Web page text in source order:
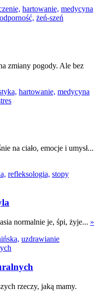
hartowanie, medycyna
odporność, żeń-szeń
zmiany pogody. Ale bez
hartowanie, medycyna
na ciało, emocje i umysł...
refleksologia, stopy
normalnie je, śpi, żyje... »
uzdrawianie
rzeczy, jaką mamy.